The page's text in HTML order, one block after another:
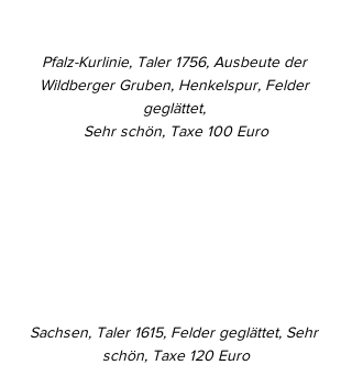
Pfalz-Kurlinie, Taler 1756, Ausbeute der
Wildberger Gruben, Henkelspur, Felder
geglättet,
Sehr schön, Taxe 100 Euro
Sachsen, Taler 1615, Felder geglättet, Sehr
schön, Taxe 120 Euro